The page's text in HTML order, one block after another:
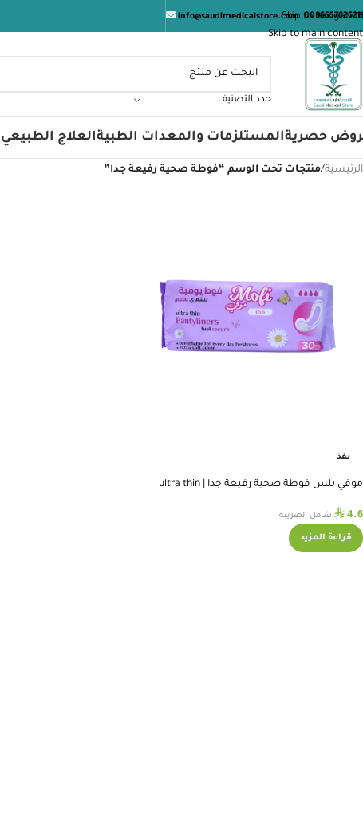
Skip to navigation
Skip to main content
info@saudimedicalstore.com
حدد التصنيف
حصريةالمستلزمات والمعدات الطبيةالعلاج الطبيعي
الرئيسية/منتجات تحت الوسم “فوطة صحية رفيعة جدا”
نفذ
موفي بلس فوطة صحية رفيعة جدا | ultra thin
⃁ 4.6 شامل الضريبه
قراءة المزيد